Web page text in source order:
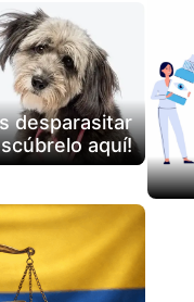
desparasitar
aquí!